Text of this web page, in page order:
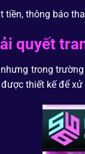
tiền, thông báo
quyết
trong
thiết kế để